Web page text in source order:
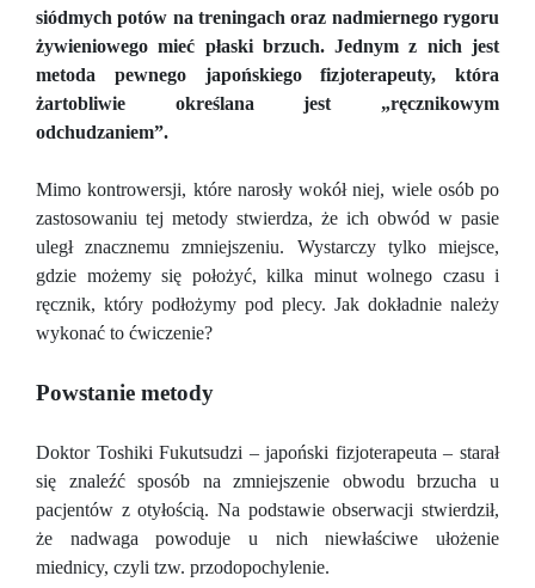
siódmych potów na treningach oraz nadmiernego rygoru
żywieniowego mieć płaski brzuch. Jednym z nich jest
metoda pewnego japońskiego fizjoterapeuty, która
żartobliwie określana jest „ręcznikowym
odchudzaniem”.
Mimo kontrowersji, które narosły wokół niej, wiele osób po
zastosowaniu tej metody stwierdza, że ich obwód w pasie
uległ znacznemu zmniejszeniu. Wystarczy tylko miejsce,
gdzie możemy się położyć, kilka minut wolnego czasu i
ręcznik, który podłożymy pod plecy. Jak dokładnie należy
wykonać to ćwiczenie?
Powstanie metody
Doktor Toshiki Fukutsudzi – japoński fizjoterapeuta – starał
się znaleźć sposób na zmniejszenie obwodu brzucha u
pacjentów z otyłością. Na podstawie obserwacji stwierdził,
że nadwaga powoduje u nich niewłaściwe ułożenie
miednicy, czyli tzw. przodopochylenie.